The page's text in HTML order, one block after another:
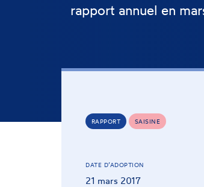
rapport annuel en
RAPPORT SAISINE
DATE D’ADOPTION
21 mars 2017